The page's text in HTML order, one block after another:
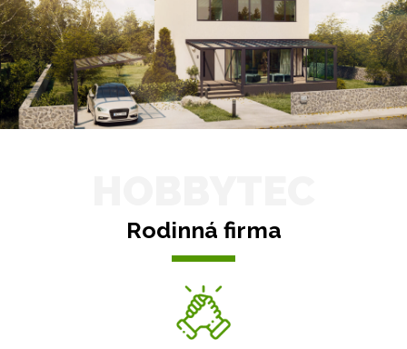
Rodinná firma